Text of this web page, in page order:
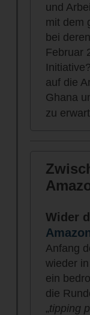
und
mit dem
bei
Februar
auf die
Ghana
zu
Wider
Anfang
wieder
ein
die
„tipping